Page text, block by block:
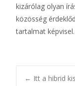
kizárólag olyan
közösség
tartalmat képvisel.
← Itt a hibrid